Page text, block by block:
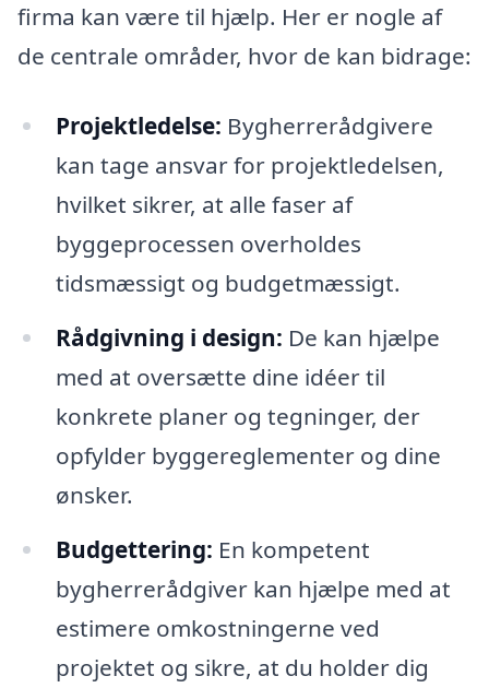
firma kan være til hjælp. Her er nogle af
de centrale områder, hvor de kan bidrage:
Projektledelse: Bygherrerådgivere
kan tage ansvar for projektledelsen,
hvilket sikrer, at alle faser af
byggeprocessen overholdes
tidsmæssigt og budgetmæssigt.
Rådgivning i design: De kan hjælpe
med at oversætte dine idéer til
konkrete planer og tegninger, der
opfylder byggereglementer og dine
ønsker.
Budgettering: En kompetent
bygherrerådgiver kan hjælpe med at
estimere omkostningerne ved
projektet og sikre, at du holder dig